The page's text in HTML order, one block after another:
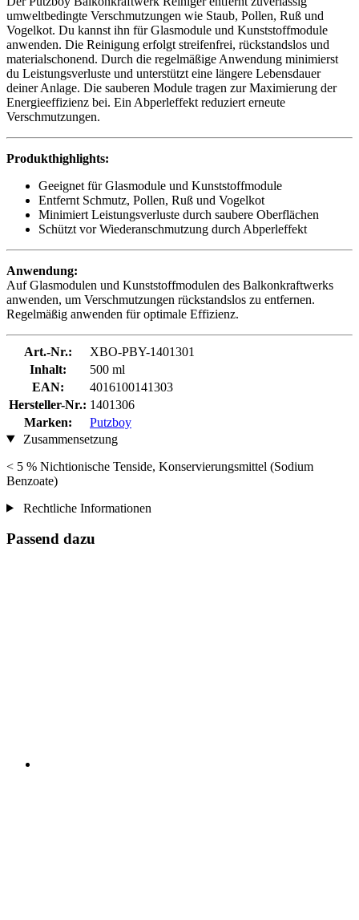
umweltbedingte Verschmutzungen wie Staub, Pollen, Ruß und
Vogelkot. Du kannst ihn für Glasmodule und Kunststoffmodule
anwenden. Die Reinigung erfolgt streifenfrei, rückstandslos und
materialschonend. Durch die regelmäßige Anwendung minimierst
du Leistungsverluste und unterstützt eine längere Lebensdauer
deiner Anlage. Die sauberen Module tragen zur Maximierung der
Energieeffizienz bei. Ein Abperleffekt reduziert erneute
Verschmutzungen.
Produkthighlights:
Geeignet für Glasmodule und Kunststoffmodule
Entfernt Schmutz, Pollen, Ruß und Vogelkot
Minimiert Leistungsverluste durch saubere Oberflächen
Schützt vor Wiederanschmutzung durch Abperleffekt
Anwendung:
Auf Glasmodulen und Kunststoffmodulen des Balkonkraftwerks
anwenden, um Verschmutzungen rückstandslos zu entfernen.
Regelmäßig anwenden für optimale Effizienz.
Art.-Nr.:
XBO-PBY-1401301
Inhalt:
500 ml
EAN:
4016100141303
Hersteller-Nr.: 1401306
Marken:
Putzboy
Zusammensetzung
< 5 % Nichtionische Tenside, Konservierungsmittel (Sodium
Benzoate)
Rechtliche Informationen
Passend dazu